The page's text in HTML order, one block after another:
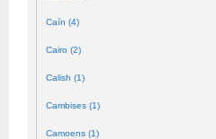
Caín (4)
Cairo (2)
Calish (1)
Cambises (1)
Camoens (1)